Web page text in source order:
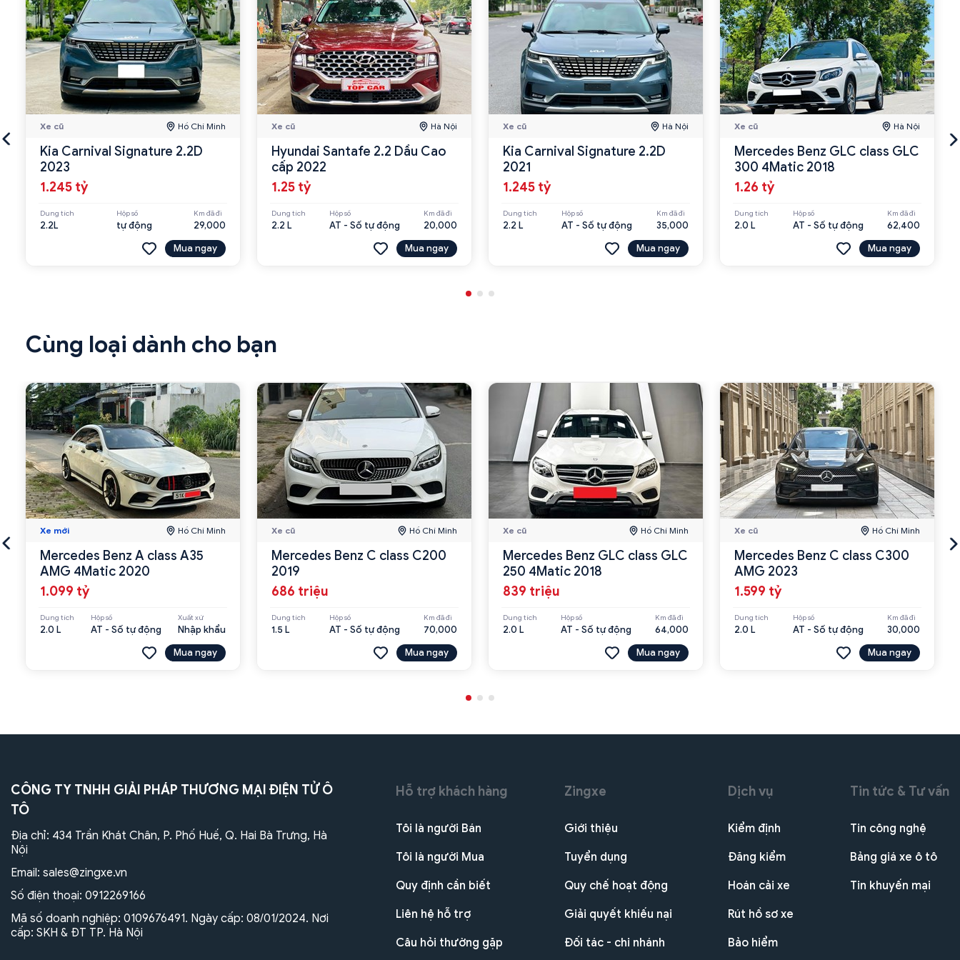
Xe cũ Hồ Chí Minh
Kia Carnival Signature 2.2D
2023
1.245 tỷ
Dung tích
2.2L
Hộp số
tự động
Km đã đi
29,000
Mua ngay
Xe cũ Hà Nội
Hyundai Santafe 2.2 Dầu Cao
cấp 2022
1.25 tỷ
Dung tích
2.2 L
Hộp số
AT - Số tự động
Km đã đi
20,000
Mua ngay
Xe cũ Hà Nội
Kia Carnival Signature 2.2D
2021
1.245 tỷ
Dung tích
2.2 L
Hộp số
AT - Số tự động
Km đã đi
35,000
Mua ngay
Xe cũ Hà Nội
Mercedes Benz GLC class GLC
300 4Matic 2018
1.26 tỷ
Dung tích
2.0 L
Hộp số
AT - Số tự động
Km đã đi
62,400
Mua ngay
Cùng loại dành cho bạn
Xe mới Hồ Chí Minh
Mercedes Benz A class A35
AMG 4Matic 2020
1.099 tỷ
Dung tích
2.0 L
Hộp số
AT - Số tự động
Xuất xứ
Nhập khẩu
Mua ngay
Xe cũ Hồ Chí Minh
Mercedes Benz C class C200
2019
686 triệu
Dung tích
1.5 L
Hộp số
AT - Số tự động
Km đã đi
70,000
Mua ngay
Xe cũ Hồ Chí Minh
Mercedes Benz GLC class GLC
250 4Matic 2018
839 triệu
Dung tích
2.0 L
Hộp số
AT - Số tự động
Km đã đi
64,000
Mua ngay
Xe cũ Hồ Chí Minh
Mercedes Benz C class C300
AMG 2023
1.599 tỷ
Dung tích
2.0 L
Hộp số
AT - Số tự động
Km đã đi
30,000
Mua ngay
CÔNG TY TNHH GIẢI PHÁP THƯƠNG MẠI ĐIỆN TỬ Ô
TÔ
Địa chỉ: 434 Trần Khát Chân, P. Phố Huế, Q. Hai Bà Trưng, Hà
Nội
Email: sales@zingxe.vn
Số điện thoại: 0912269166
Mã số doanh nghiệp: 0109676491. Ngày cấp: 08/01/2024. Nơi
cấp: SKH & ĐT TP. Hà Nội
Hỗ trợ khách hàng
Tôi là người Bán
Tôi là người Mua
Quy định cần biết
Liên hệ hỗ trợ
Câu hỏi thường gặp
Zingxe
Giới thiệu
Tuyển dụng
Quy chế hoạt động
Giải quyết khiếu nại
Đối tác - chi nhánh
Dịch vụ
Kiểm định
Đăng kiểm
Hoán cải xe
Rút hồ sơ xe
Bảo hiểm
Tin tức & Tư vấn
Tin công nghệ
Bảng giá xe ô tô
Tin khuyến mại